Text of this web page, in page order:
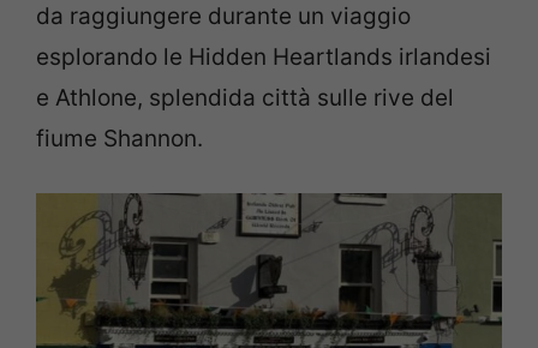
da raggiungere durante un viaggio
esplorando le Hidden Heartlands irlandesi
e Athlone, splendida città sulle rive del
fiume Shannon.